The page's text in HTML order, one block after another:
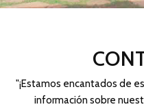
"¡Estamos encantados de
información sobre